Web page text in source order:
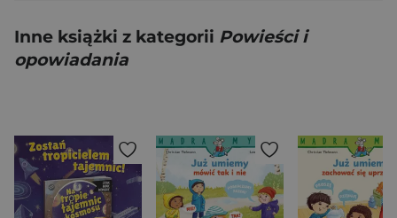
Inne książki z kategorii Powieści i
opowiadania